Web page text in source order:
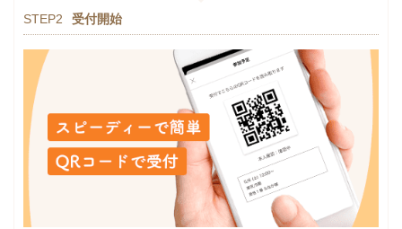
STEP2 受付開始